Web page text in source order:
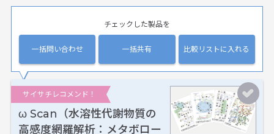
チェックした製品を
一括問い合わせ 一括共有 比較リストに入れる
サイサチレコメンド！
ω Scan（水溶性代謝物質の
高感度網羅解析：メタボロー